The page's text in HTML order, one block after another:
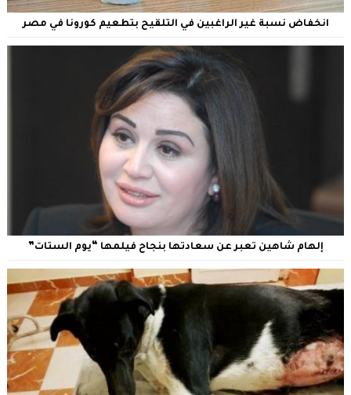
انخفاض نسبة غير الراغبين في التلقيح بتطعيم كورونا في مصر
إلهام شاهين تعبر عن سعادتها بنجاح فيلمها “يوم الستات”